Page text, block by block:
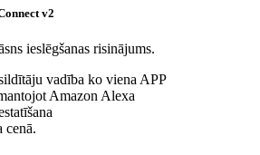
v2
ieslēgšanas risinājums.
vadība ko viena APP
Amazon Alexa
cenā.